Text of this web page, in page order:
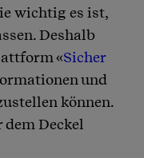
wichtig es ist,
Deshalb
«Sicher
und
können.
Deckel